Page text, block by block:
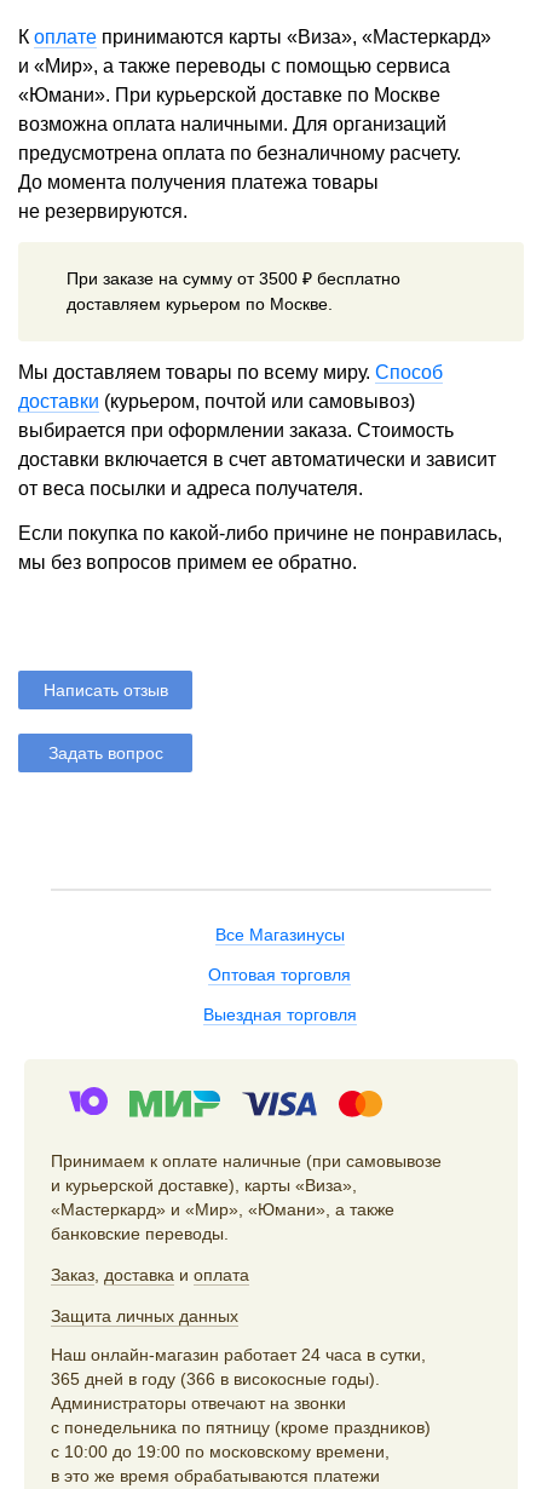
К оплате принимаются карты «Виза», «Мастеркард»
и «Мир», а также переводы с помощью сервиса
«Юмани». При курьерской доставке по Москве
возможна оплата наличными. Для организаций
предусмотрена оплата по безналичному расчету.
До момента получения платежа товары
не резервируются.
При заказе на сумму от 3500 ₽ бесплатно
доставляем курьером по Москве.
Мы доставляем товары по всему миру. Способ
доставки (курьером, почтой или самовывоз)
выбирается при оформлении заказа. Стоимость
доставки включается в счет автоматически и зависит
от веса посылки и адреса получателя.
Если покупка по какой-либо причине не понравилась,
мы без вопросов примем ее обратно.
Написать отзыв
Задать вопрос
Все Магазинусы
Оптовая торговля
Выездная торговля
Принимаем к оплате наличные (при самовывозе
и курьерской доставке), карты «Виза»,
«Мастеркард» и «Мир», «Юмани», а также
банковские переводы.
Заказ доставка и оплата
Защита личных данных
Наш онлайн-магазин работает 24 часа в сутки,
365 дней в году (366 в високосные годы).
Администраторы отвечают на звонки
с понедельника по пятницу (кроме праздников)
с 10:00 до 19:00 по московскому времени,
в это же время обрабатываются платежи